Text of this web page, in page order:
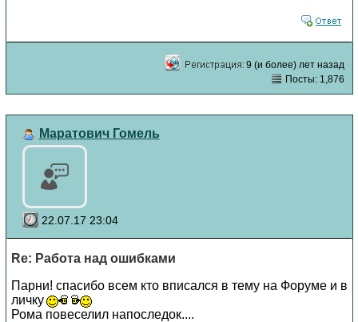
9 (и более) лет назад
Посты: 1,876
Маратович Гомель
22.07.17 23:04
Re: Работа над ошибками
Парни! спасибо всем кто вписался в тему на Форуме и в
личку
Рома повеселил напоследок....